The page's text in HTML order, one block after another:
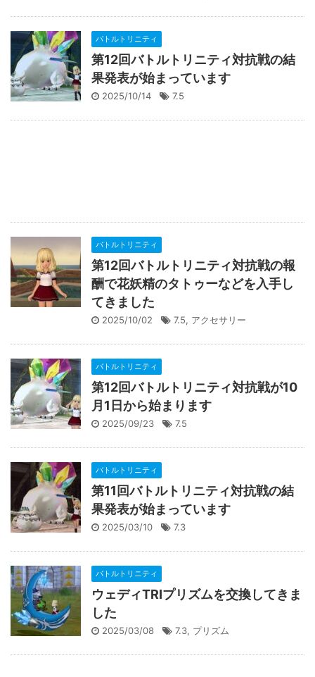
バトルトリニティ
第12回バトルトリニティ対抗戦の結
果発表が始まっています
2025/10/14 7.5
バトルトリニティ
第12回バトルトリニティ対抗戦の報
酬で花妖精のタトゥーなどを入手し
てきました
2025/10/02 7.5, アクセサリー
バトルトリニティ
第12回バトルトリニティ対抗戦が10
月1日から始まります
2025/09/23 7.5
バトルトリニティ
第11回バトルトリニティ対抗戦の結
果発表が始まっています
2025/03/10 7.3
バトルトリニティ
ウェディTRIプリズムを交換してきま
した
2025/03/08 7.3, プリズム